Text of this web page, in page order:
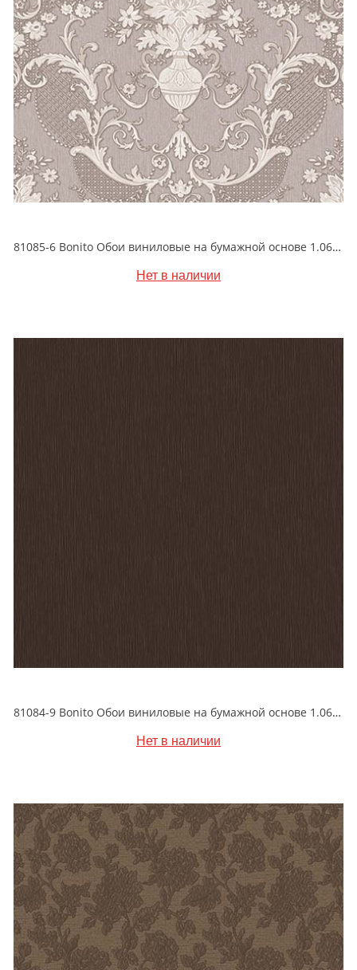
81085-6 Bonito Обои виниловые на бумажной основе 1.06*15.5
Нет в наличии
81084-9 Bonito Обои виниловые на бумажной основе 1.06*15.5
Нет в наличии